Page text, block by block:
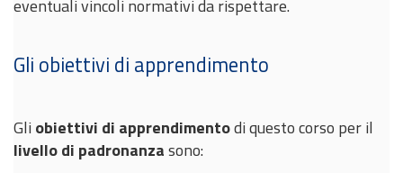
eventuali vincoli normativi da rispettare.
Gli obiettivi di apprendimento
Gli obiettivi di apprendimentodi questo corso per il
livello di padronanzasono: